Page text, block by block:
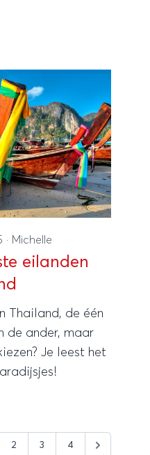
· Michelle
eilanden
Thailand, de één
de ander, maar
Je leest het
2 3 4